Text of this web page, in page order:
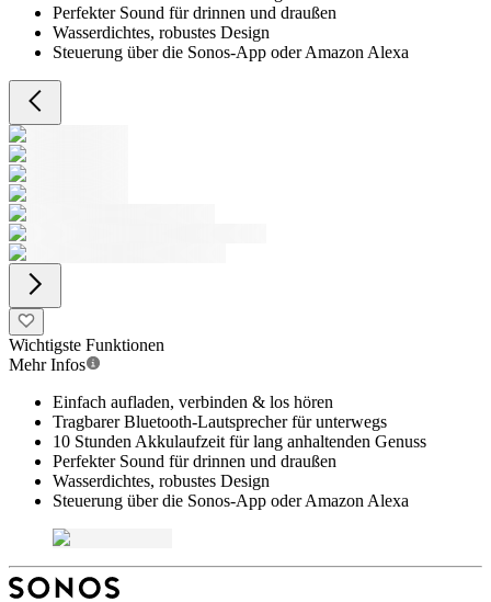
Perfekter Sound für drinnen und draußen
Wasserdichtes, robustes Design
Steuerung über die Sonos-App oder Amazon Alexa
Wichtigste Funktionen
Mehr Infos
Einfach aufladen, verbinden & los hören
Tragbarer Bluetooth-Lautsprecher für unterwegs
10 Stunden Akkulaufzeit für lang anhaltenden Genuss
Perfekter Sound für drinnen und draußen
Wasserdichtes, robustes Design
Steuerung über die Sonos-App oder Amazon Alexa